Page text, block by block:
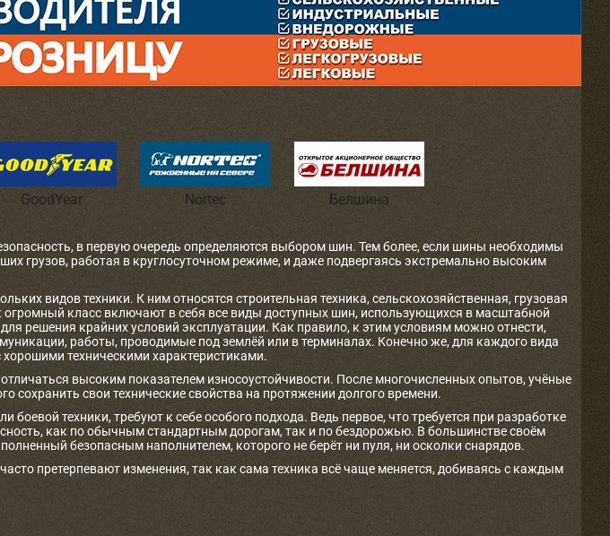
GoodYear
Nortec Белшина
в первую очередь определяются выбором шин. Тем более, если шины необходимы
грузов, работая в круглосуточном режиме, и даже подвергаясь экстремально высоким
видов техники. К ним относятся строительная техника, сельскохозяйственная, грузовая
класс включают в себя все виды доступных шин, использующихся в масштабной
решения крайних условий эксплуатации. Как правило, к этим условиям можно отнести,
работы, проводимые под землёй или в терминалах. Конечно же, для каждого вида
техническими характеристиками.
высоким показателем износоустойчивости. После многочисленных опытов, учёные
сохранить свои технические свойства на протяжении долгого времени.
техники, требуют к себе особого подхода. Ведь первое, что требуется при разработке
как по обычным стандартным дорогам, так и по бездорожью. В большинстве своём
безопасным наполнителем, которого не берёт ни пуля, ни осколки снарядов.
претерпевают изменения, так как сама техника всё чаще меняется, добиваясь с каждым